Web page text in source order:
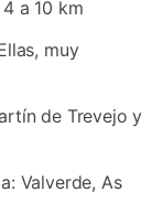
a 10 km
muy
de Trevejo y
Valverde, As